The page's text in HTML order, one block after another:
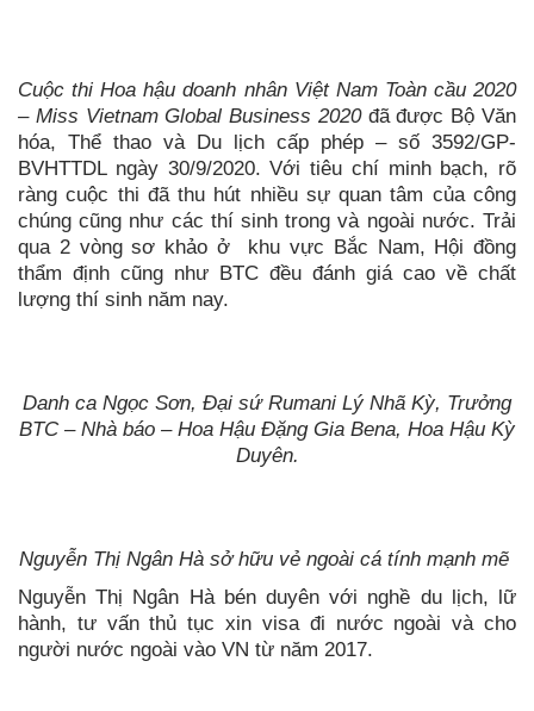
Cuộc thi Hoa hậu doanh nhân Việt Nam Toàn cầu 2020
– Miss Vietnam Global Business 2020 đã được Bộ Văn
hóa, Thể thao và Du lịch cấp phép – số 3592/GP-
BVHTTDL ngày 30/9/2020. Với tiêu chí minh bạch, rõ
ràng cuộc thi đã thu hút nhiều sự quan tâm của công
chúng cũng như các thí sinh trong và ngoài nước. Trải
qua 2 vòng sơ khảo ở khu vực Bắc Nam, Hội đồng
thẩm định cũng như BTC đều đánh giá cao về chất
lượng thí sinh năm nay.
Danh ca Ngọc Sơn, Đại sứ Rumani Lý Nhã Kỳ, Trưởng
BTC – Nhà báo – Hoa Hậu Đặng Gia Bena, Hoa Hậu Kỳ
Duyên.
Nguyễn Thị Ngân Hà sở hữu vẻ ngoài cá tính mạnh mẽ
Nguyễn Thị Ngân Hà bén duyên với nghề du lịch, lữ
hành, tư vấn thủ tục xin visa đi nước ngoài và cho
người nước ngoài vào VN từ năm 2017.